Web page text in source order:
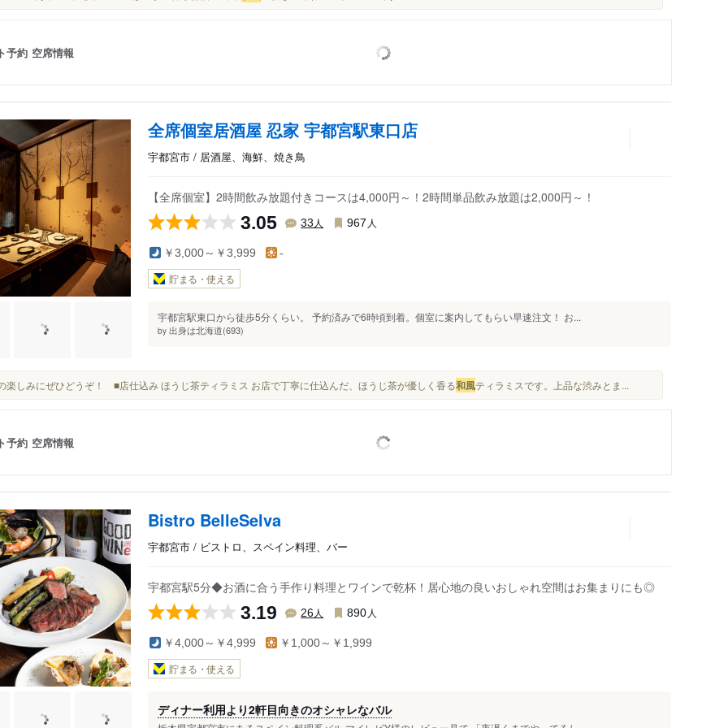
予約 空席情報
全席個室居酒屋 忍家 宇都宮駅東口店
宇都宮市 / 居酒屋、海鮮、焼き鳥
【全席個室】2時間飲み放題付きコースは4,000円～！2時間単品飲み放題は2,000円～！
3.05 33 人 967 人
￥3,000～￥3,999 -
貯まる・使える
宇都宮駅東口から徒歩5分くらい。 予約済みで6時頃到着。個室に案内してもらい早速注文！ お...
by 出身は北海道(693)
楽しみにぜひどうぞ！ ■店仕込み ほうじ茶ティラミス お店で丁寧に仕込んだ、ほうじ茶が優しく香る和風ティラミスです。上品な渋みとま...
予約 空席情報
Bistro BelleSelva
宇都宮市 / ビストロ、スペイン料理、バー
宇都宮駅5分◆お酒に合う手作り料理とワインで乾杯！居心地の良いおしゃれ空間はお集まりにも◎
3.19 26人 890 人
￥4,000～￥4,999 ￥1,000～￥1,999
貯まる・使える
ディナー利用より2軒目向きのオシャレなバル